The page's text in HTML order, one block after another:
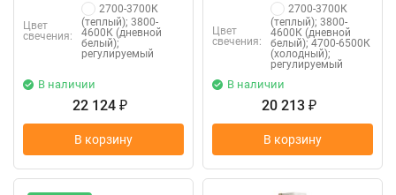
Цвет
свечения:
2700-3700К
(теплый); 3800-
4600К (дневной
белый);
регулируемый
В наличии
22 124 ₽
В корзину
Цвет
свечения:
2700-3700К
(теплый); 3800-
4600К (дневной
белый); 4700-6500К
(холодный);
регулируемый
В наличии
20 213 ₽
В корзину